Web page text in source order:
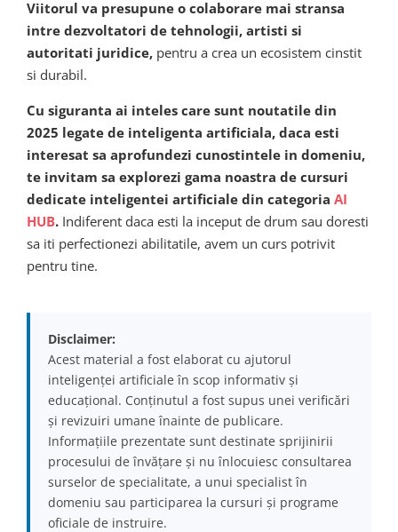
Viitorul va presupune o colaborare mai stransa
intre dezvoltatori de tehnologii, artisti si
autoritati juridice, pentru a crea un ecosistem cinstit
si durabil.
Cu siguranta ai inteles care sunt noutatile din
2025 legate de inteligenta artificiala, daca esti
interesat sa aprofundezi cunostintele in domeniu,
te invitam sa explorezi gama noastra de cursuri
dedicate inteligentei artificiale din categoria AI
HUB. Indiferent daca esti la inceput de drum sau doresti
sa iti perfectionezi abilitatile, avem un curs potrivit
pentru tine.
Disclaimer:
Acest material a fost elaborat cu ajutorul
inteligenței artificiale în scop informativ și
educațional. Conținutul a fost supus unei verificări
și revizuiri umane înainte de publicare.
Informațiile prezentate sunt destinate sprijinirii
procesului de învățare și nu înlocuiesc consultarea
surselor de specialitate, a unui specialist în
domeniu sau participarea la cursuri și programe
oficiale de instruire.